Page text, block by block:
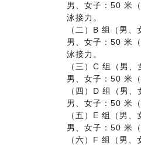
男、女子：50 米
泳接力。
（二）B 组（男、
男、女子：50 米
泳接力。
（三）C 组（男、
男、女子：50 米
（四）D 组（男、
男、女子：50 米
（五）E 组（男、
男、女子：50 米
（六）F 组（男、